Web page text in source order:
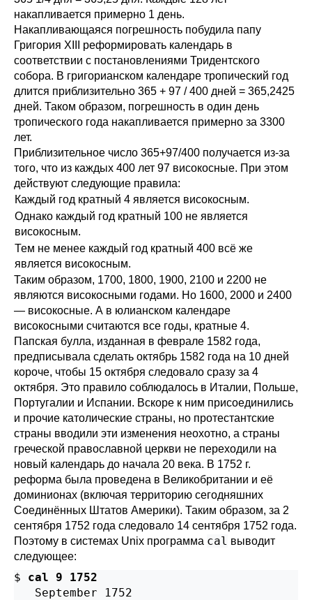
накапливается примерно 1 день.
Накапливающаяся погрешность побудила папу
Григория XIII реформировать календарь в
соответствии с постановлениями Тридентского
собора. В григорианском календаре тропический год
длится приблизительно 365 + 97 / 400 дней = 365,2425
дней. Таком образом, погрешность в один день
тропического года накапливается примерно за 3300
лет.
Приблизительное число 365+97/400 получается из-за
того, что из каждых 400 лет 97 високосные. При этом
действуют следующие правила:
Каждый год кратный 4 является високосным.
Однако каждый год кратный 100 не является
високосным.
Тем не менее каждый год кратный 400 всё же
является високосным.
Таким образом, 1700, 1800, 1900, 2100 и 2200 не
являются високосными годами. Но 1600, 2000 и 2400
— високосные. А в юлианском календаре
високосными считаются все годы, кратные 4.
Папская булла, изданная в феврале 1582 года,
предписывала сделать октябрь 1582 года на 10 дней
короче, чтобы 15 октября следовало сразу за 4
октября. Это правило соблюдалось в Италии, Польше,
Португалии и Испании. Вскоре к ним присоединились
и прочие католические страны, но протестантские
страны вводили эти изменения неохотно, а страны
греческой православной церкви не переходили на
новый календарь до начала 20 века. В 1752 г.
реформа была проведена в Великобритании и её
доминионах (включая территорию сегодняшних
Соединённых Штатов Америки). Таким образом, за 2
сентября 1752 года следовало 14 сентября 1752 года.
Поэтому в системах Unix программа cal выводит
следующее:
$ cal 9 1752
   September 1752